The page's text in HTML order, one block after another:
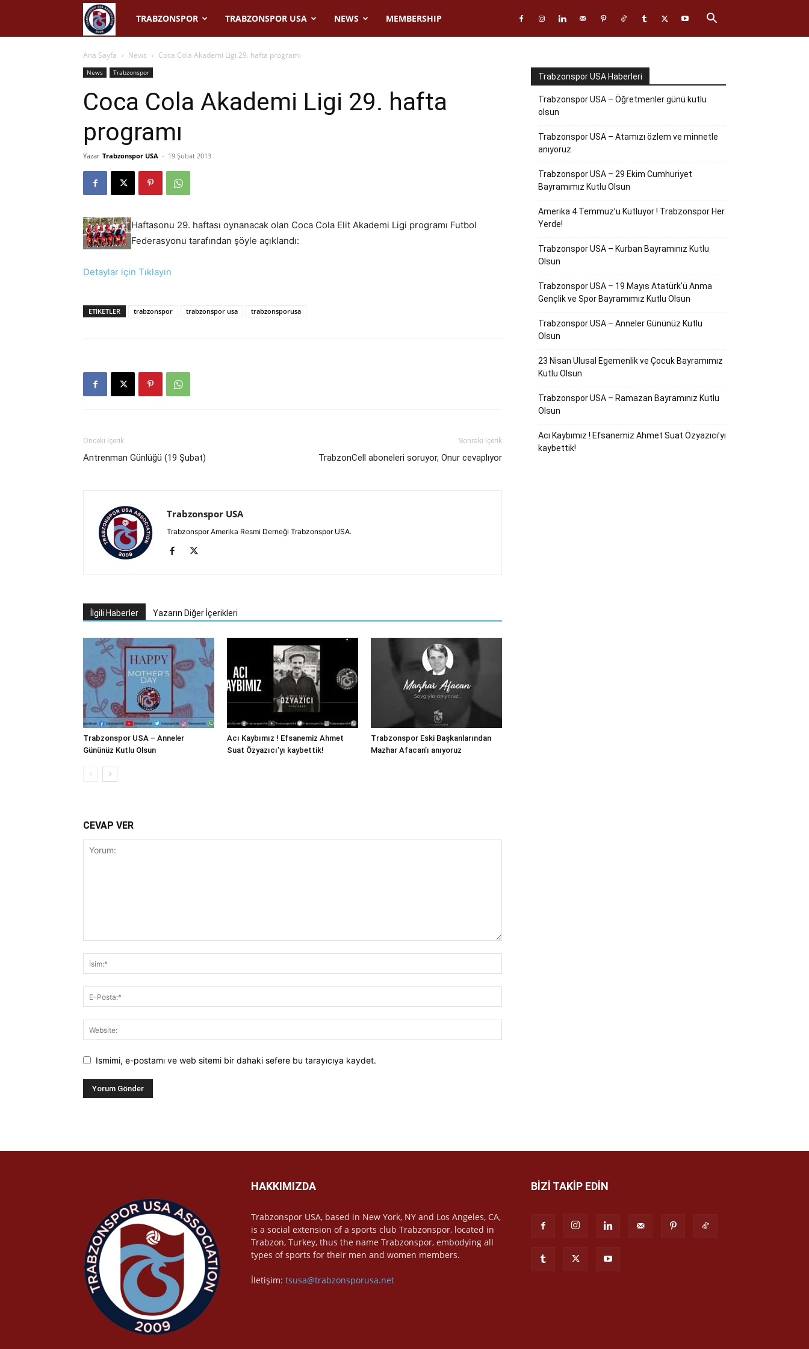
Trabzonspor
USA
TRABZONSPOR TRABZONSPOR USA NEWS MEMBERSHIP
Ana Sayfa News Coca Cola Akademi Ligi 29. hafta programı
News Trabzonspor
Coca Cola Akademi Ligi 29. hafta
programı
Yazar Trabzonspor USA - 19 Şubat 2013
Haftasonu 29. haftası oynanacak olan Coca Cola Elit Akademi Ligi programı Futbol
Federasyonu tarafından şöyle açıklandı:
Detaylar için Tıklayın
ETIKETLER trabzonspor trabzonspor usa trabzonsporusa
Önceki İçerik
Antrenman Günlüğü (19 Şubat)
Sonraki İçerik
TrabzonCell aboneleri soruyor, Onur cevaplıyor
Trabzonspor USA
Trabzonspor Amerika Resmi Derneği Trabzonspor USA.
İlgili Haberler Yazarın Diğer İçerikleri
Trabzonspor USA – Anneler
Gününüz Kutlu Olsun
Acı Kaybımız ! Efsanemiz Ahmet
Suat Özyazıcı’yı kaybettik!
Trabzonspor Eski Başkanlarından
Mazhar Afacan’ı anıyoruz
CEVAP VER
Ismimi, e-postamı ve web sitemi bir dahaki sefere bu tarayıcıya kaydet.
Trabzonspor USA Haberleri
Trabzonspor USA – Öğretmenler günü kutlu
olsun
Trabzonspor USA – Atamızı özlem ve minnetle
anıyoruz
Trabzonspor USA – 29 Ekim Cumhuriyet
Bayramımız Kutlu Olsun
Amerika 4 Temmuz’u Kutluyor ! Trabzonspor Her
Yerde!
Trabzonspor USA – Kurban Bayramınız Kutlu
Olsun
Trabzonspor USA – 19 Mayıs Atatürk’ü Anma
Gençlik ve Spor Bayramımız Kutlu Olsun
Trabzonspor USA – Anneler Gününüz Kutlu
Olsun
23 Nisan Ulusal Egemenlik ve Çocuk Bayramımız
Kutlu Olsun
Trabzonspor USA – Ramazan Bayramınız Kutlu
Olsun
Acı Kaybımız ! Efsanemiz Ahmet Suat Özyazıcı’yı
kaybettik!
HAKKIMIZDA
Trabzonspor USA, based in New York, NY and Los Angeles, CA,
is a social extension of a sports club Trabzonspor, located in
Trabzon, Turkey, thus the name Trabzonspor, embodying all
types of sports for their men and women members.
İletişim: tsusa@trabzonsporusa.net
BİZİ TAKİP EDİN